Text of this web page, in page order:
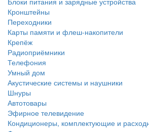
Кронштейны
Переходники
Карты памяти и флеш-накопители
Крепёж
Радиоприёмники
Телефония
Умный дом
Акустические системы и наушники
Шнуры
Автотовары
Эфирное телевидение
Кондиционеры, комплектующие и